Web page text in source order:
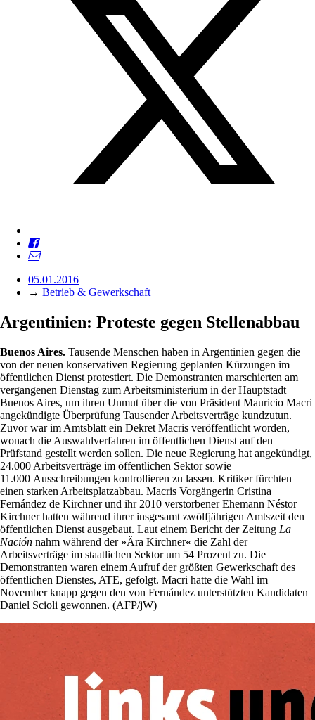
05.01.2016
→ Betrieb & Gewerkschaft
Argentinien: Proteste gegen Stellenabbau
Buenos Aires. Tausende Menschen haben in Argentinien gegen die
von der neuen konservativen Regierung geplanten Kürzungen im
öffentlichen Dienst protestiert. Die Demonstranten marschierten am
vergangenen Dienstag zum Arbeitsministerium in der Hauptstadt
Buenos Aires, um ihren Unmut über die von Präsident Mauricio Macri
angekündigte Überprüfung Tausender Arbeitsverträge kundzutun.
Zuvor war im Amtsblatt ein Dekret Macris veröffentlicht worden,
wonach die Auswahlverfahren im öffentlichen Dienst auf den
Prüfstand gestellt werden sollen. Die neue Regierung hat angekündigt,
24.000 Arbeitsverträge im öffentlichen Sektor sowie
11.000 Ausschreibungen kontrollieren zu lassen. Kritiker fürchten
einen starken Arbeitsplatzabbau. Macris Vorgängerin Cristina
Fernández de Kirchner und ihr 2010 verstorbener Ehemann Néstor
Kirchner hatten während ihrer insgesamt zwölfjährigen Amtszeit den
öffentlichen Dienst ausgebaut. Laut einem Bericht der Zeitung La
Nación nahm während der »Ära Kirchner« die Zahl der
Arbeitsverträge im staatlichen Sektor um 54 Prozent zu. Die
Demonstranten waren einem Aufruf der größten Gewerkschaft des
öffentlichen Dienstes, ATE, gefolgt. Macri hatte die Wahl im
November knapp gegen den von Fernández unterstützten Kandidaten
Daniel Scioli gewonnen. (AFP/jW)